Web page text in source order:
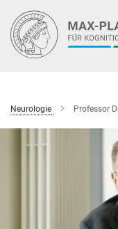
Hauptinhalt
Neurologie Professor